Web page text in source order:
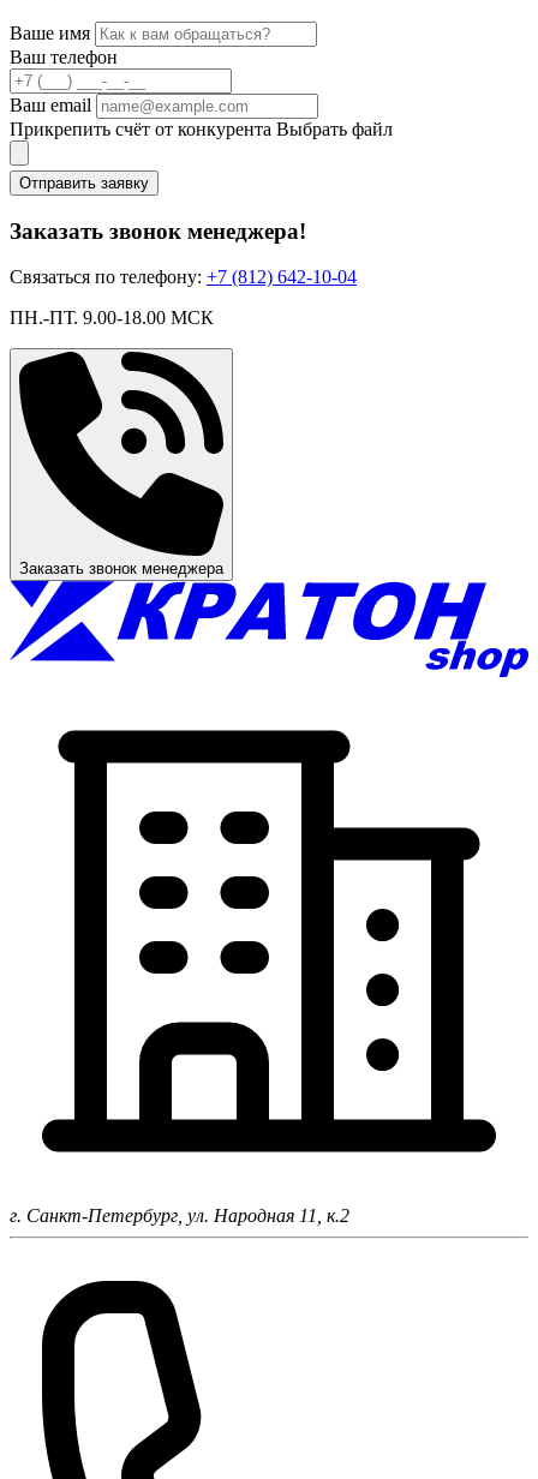
Ваше имя
Ваш телефон
Ваш email
Прикрепить счёт от конкурента Выбрать файл
Отправить заявку
Заказать звонок менеджера!
Связаться по телефону: +7 (812) 642-10-04
ПН.-ПТ. 9.00-18.00 МСК
Заказать звонок менеджера
г. Санкт-Петербург, ул. Народная 11, к.2